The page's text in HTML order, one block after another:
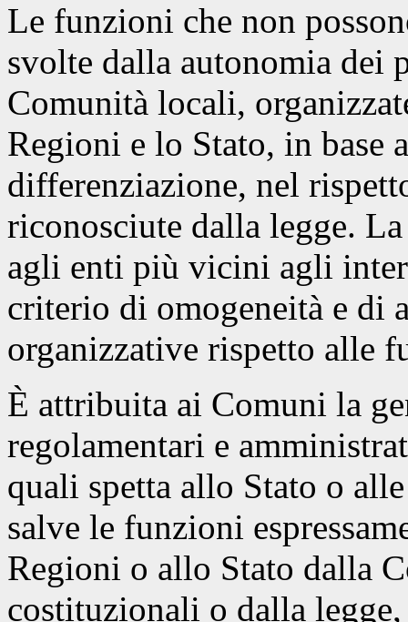
Le funzioni che non
svolte dalla autonomia dei
Comunità locali,
Regioni e lo Stato, in base
differenziazione, nel
riconosciute dalla legge.
agli enti più vicini agli
criterio di omogeneità e di
organizzative rispetto alle
È attribuita ai Comuni la
regolamentari e
quali spetta allo Stato o
salve le funzioni
Regioni o allo Stato dalla
costituzionali o dalla